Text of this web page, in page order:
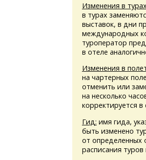
Изменения в
в турах
выставок, в дни
международных
туроператор
в отеле
Изменения в
на чартерных
отменить или
на несколько
корректируется
Гид: имя гида,
быть изменено
от определенных
расписания